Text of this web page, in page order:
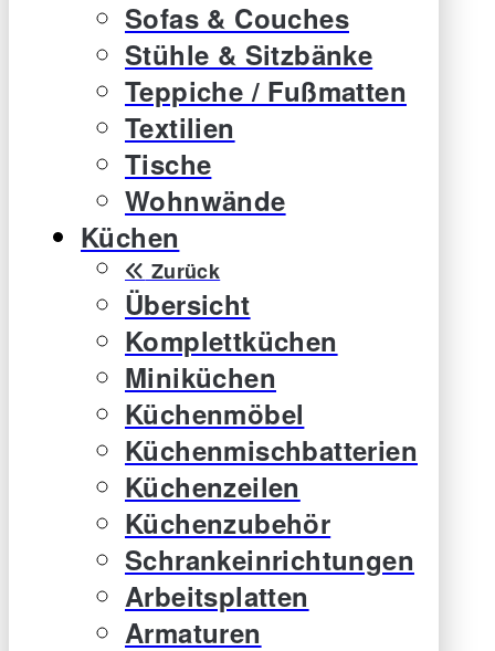
Sofas & Couches
Stühle & Sitzbänke
Teppiche / Fußmatten
Textilien
Tische
Wohnwände
Küchen
Zurück
Übersicht
Komplettküchen
Miniküchen
Küchenmöbel
Küchenmischbatterien
Küchenzeilen
Küchenzubehör
Schrankeinrichtungen
Arbeitsplatten
Armaturen